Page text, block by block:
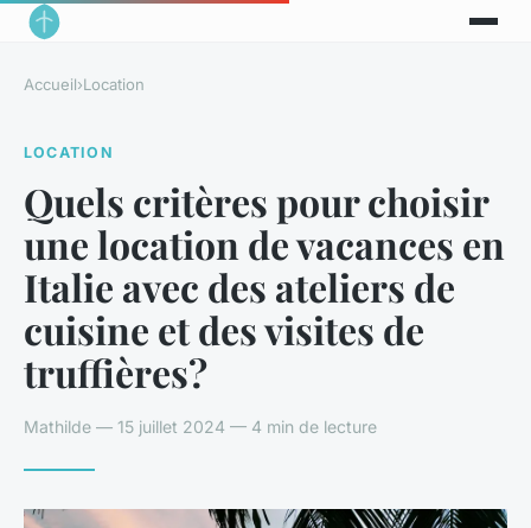
Accueil›Location
LOCATION
Quels critères pour choisir
une location de vacances en
Italie avec des ateliers de
cuisine et des visites de
truffières?
Mathilde — 15 juillet 2024 — 4 min de lecture